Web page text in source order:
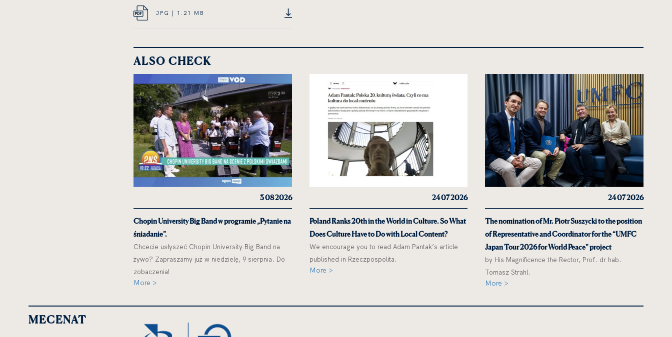
JPG | 1.21 MB
SIZE
1.21
MEGABYTES
NEW
CARD
ALSO CHECK
3 08 2026
Chopin University Big Band w programie „Pytanie na
śniadanie”.
Chcecie usłyszeć Chopin University Big Band na
żywo? Zapraszamy już w niedzielę, 9 sierpnia. Do
zobaczenia!
More >
24 07 2026
Poland Ranks 20th in the World in Culture. So What
Does Culture Have to Do with Local Content?
We encourage you to read Adam Pantak’s article
published in Rzeczpospolita.
More >
24 07 2026
The nomination of Mr. Piotr Suszycki to the position
of Representative and Coordinator for the “UMFC
Japan Tour 2026 for World Peace” project
by His Magnificence the Rector, Prof. dr hab.
Tomasz Strahl.
More >
MECENAT